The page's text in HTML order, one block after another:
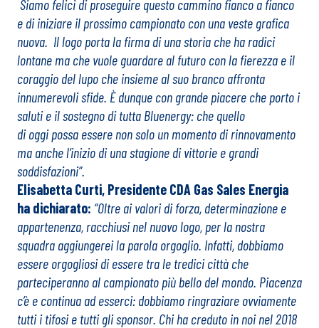
Siamo felici di proseguire questo cammino fianco a fianco
e di iniziare il prossimo campionato con una veste grafica
nuova. Il logo porta la firma di una storia che ha radici
lontane ma che vuole guardare al futuro con la fierezza e il
coraggio del lupo che insieme al suo branco affronta
innumerevoli sfide. È dunque con grande piacere che porto i
saluti e il sostegno di tutta Bluenergy: che quello
di oggi possa essere non solo un momento di rinnovamento
ma anche l’inizio di una stagione di vittorie e grandi
soddisfazioni”.
Elisabetta Curti, Presidente CDA Gas Sales Energia
ha dichiarato: “Oltre ai valori di forza, determinazione e
appartenenza, racchiusi nel nuovo logo, per la nostra
squadra aggiungerei la parola orgoglio. Infatti, dobbiamo
essere orgogliosi di essere tra le tredici città che
parteciperanno al campionato più bello del mondo. Piacenza
c’è e continua ad esserci: dobbiamo ringraziare ovviamente
tutti i tifosi e tutti gli sponsor. Chi ha creduto in noi nel 2018